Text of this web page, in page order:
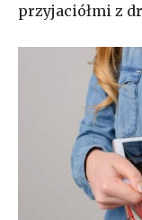
przyjaciółmi z